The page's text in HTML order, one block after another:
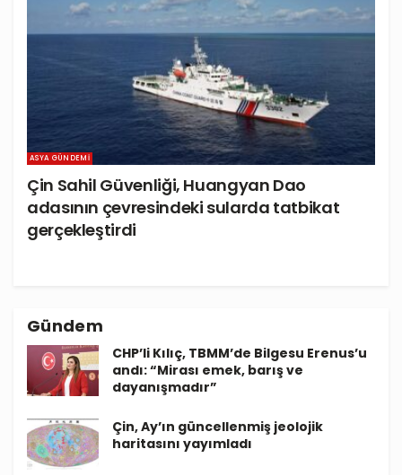
ASYA GÜNDEMI
Çin Sahil Güvenliği, Huangyan Dao
adasının çevresindeki sularda tatbikat
gerçekleştirdi
Gündem
CHP’li Kılıç, TBMM’de Bilgesu Erenus’u
andı: “Mirası emek, barış ve
dayanışmadır”
Çin, Ay’ın güncellenmiş jeolojik
haritasını yayımladı